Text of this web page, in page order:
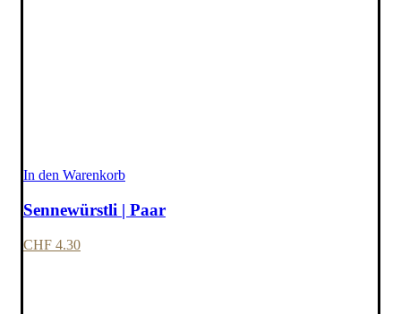
In den Warenkorb
Sennewürstli | Paar
CHF 4.30